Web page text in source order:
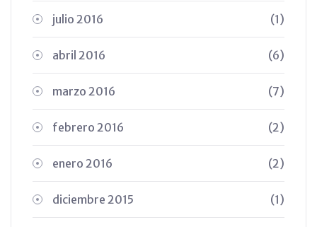
julio 2016 (1)
abril 2016 (6)
marzo 2016 (7)
febrero 2016 (2)
enero 2016 (2)
diciembre 2015 (1)